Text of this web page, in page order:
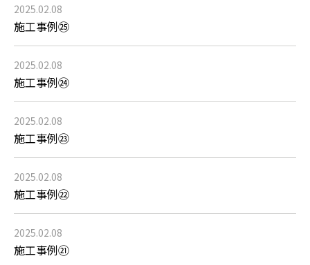
2025.02.08
施工事例㉕
2025.02.08
施工事例㉔
2025.02.08
施工事例㉓
2025.02.08
施工事例㉒
2025.02.08
施工事例㉑